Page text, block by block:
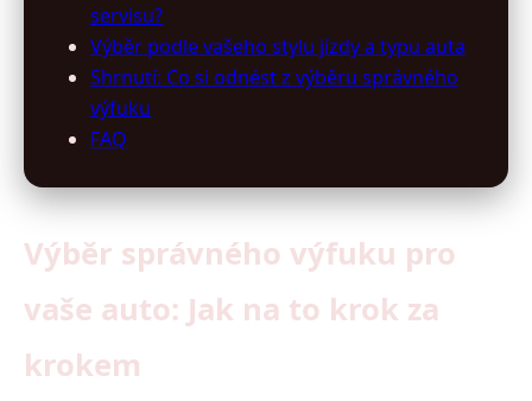
servisu?
Výběr podle vašeho stylu jízdy a typu auta
Shrnutí: Co si odnést z výběru správného
výfuku
FAQ
Výběr správného výfuku pro
vaše auto: Jak na to krok za
krokem